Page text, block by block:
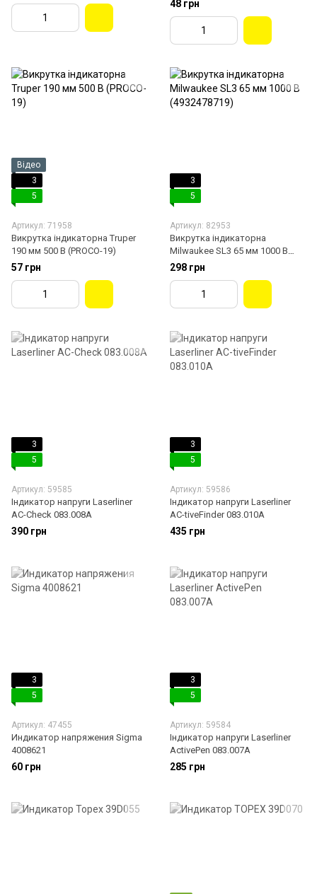
48 грн
Відео
3
5
Артикул: 71958
Викрутка індикаторна Truper
190 мм 500 В (PROCO-19)
57 грн
3
5
Артикул: 82953
Викрутка індикаторна
Milwaukee SL3 65 мм 1000 В
(4932478719)
298 грн
3
5
Артикул: 59585
Індикатор напруги Laserliner
AC-Check 083.008A
390 грн
3
5
Артикул: 59586
Індикатор напруги Laserliner
AC-tiveFinder 083.010A
435 грн
3
5
Артикул: 47455
Индикатор напряжения Sigma
4008621
60 грн
3
5
Артикул: 59584
Індикатор напруги Laserliner
ActivePen 083.007A
285 грн